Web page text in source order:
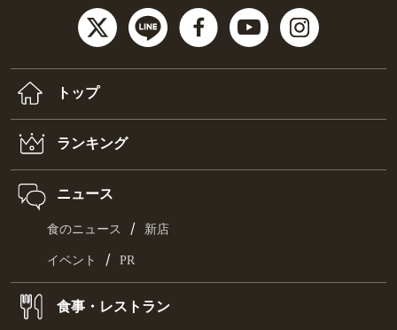
トップ
ランキング
ニュース
食のニュース / 新店
イベント / PR
食事・レストラン